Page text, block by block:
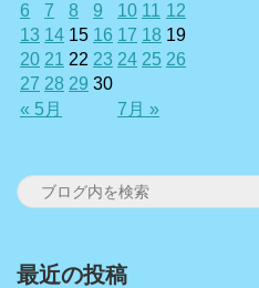
« 5月 7月 »
6
7 8 9 10 11 12
13 14 15 16 17 18 19
20 21 22 23 24 25 26
27 28 29 30
最近の投稿